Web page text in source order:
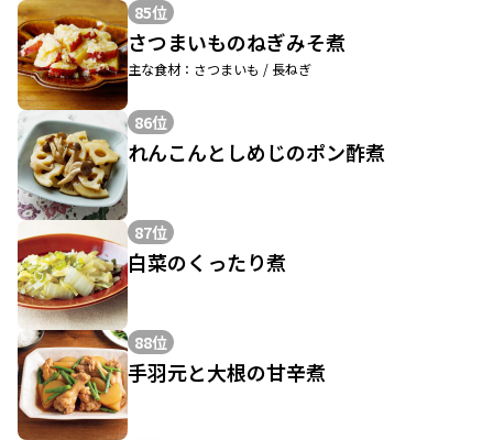
85位
さつまいものねぎみそ煮
主な食材：さつまいも / 長ねぎ
86位
れんこんとしめじのポン酢煮
87位
白菜のくったり煮
88位
手羽元と大根の甘辛煮